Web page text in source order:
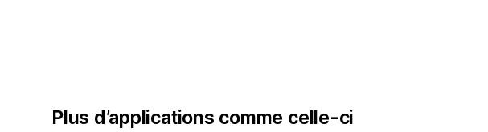
Plus d’applications comme celle-ci